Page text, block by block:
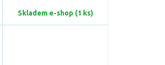
Skladem e-shop (1 ks)